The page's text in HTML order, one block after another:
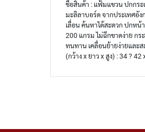
ชื่อสินค้า : แฟ้มแขวน ปกกร
มะลิลาบอร์ด จากประเทศอั
เลื่อน ค้นหาได้สะดวก ปกห
200 แกรม ไม่ฉีกขาดง่าย ก
ทนทาน เคลื่อนย้ายง่ายและ
(กว้าง x ยาว x สูง) : 34 ?